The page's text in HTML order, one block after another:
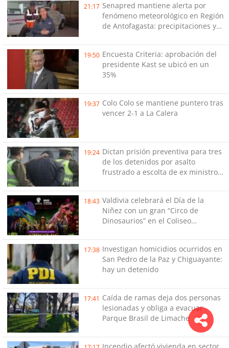
21:17 Senapred mantiene alerta por
fenómeno meteorológico en Región
de Antofagasta: precipitaciones y
19:50 Encuesta Criteria: aprobación del
presidente Kast se ubicó en un
35%
19:37 Colo Colo se mantiene puntero tras
vencer 2-1 a La Calera
19:24 Dictan prisión preventiva para tres
de los detenidos por asalto
frustrado a escolta de ex ministro
18:43 Valdivia celebrará el Día de la
Niñez con un gran “Circo de
Dinosaurios” en el Coliseo
17:38 Investigan homicidios ocurridos en
San Pedro de la Paz y Chiguayante:
hay un detenido
17:41 Caída de ramas deja dos personas
lesionadas y obliga a evacuar
Parque Brasil de Limache